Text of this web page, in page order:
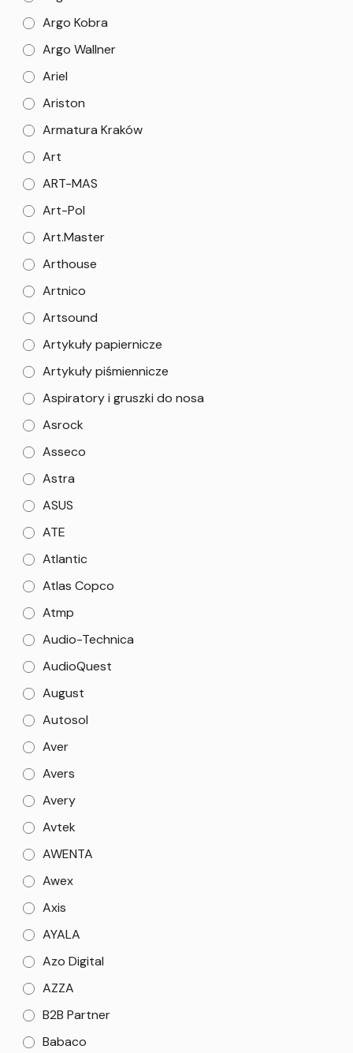
Argo Kobra
Argo Wallner
Ariel
Ariston
Armatura Kraków
Art
ART-MAS
Art-Pol
Art.Master
Arthouse
Artnico
Artsound
Artykuły papiernicze
Artykuły piśmiennicze
Aspiratory i gruszki do nosa
Asrock
Asseco
Astra
ASUS
ATE
Atlantic
Atlas Copco
Atmp
Audio-Technica
AudioQuest
August
Autosol
Aver
Avers
Avery
Avtek
AWENTA
Awex
Axis
AYALA
Azo Digital
AZZA
B2B Partner
Babaco